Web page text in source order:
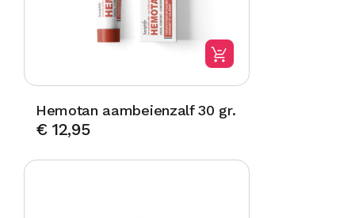
Hemotan aambeienzalf 30 gr.
€12,95